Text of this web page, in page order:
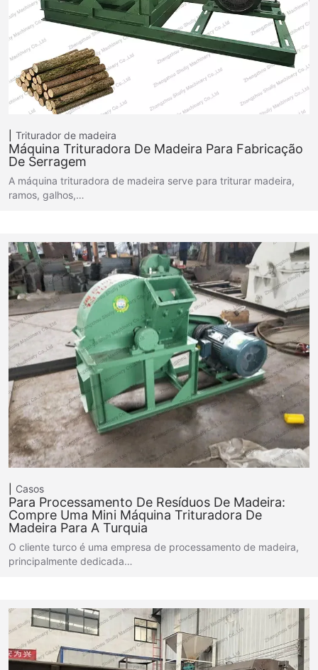
Triturador de madeira
Máquina Trituradora De Madeira Para Fabricação
De Serragem
A máquina trituradora de madeira serve para triturar madeira,
ramos, galhos,…
Casos
Para Processamento De Resíduos De Madeira:
Compre Uma Mini Máquina Trituradora De
Madeira Para A Turquia
O cliente turco é uma empresa de processamento de madeira,
principalmente dedicada…